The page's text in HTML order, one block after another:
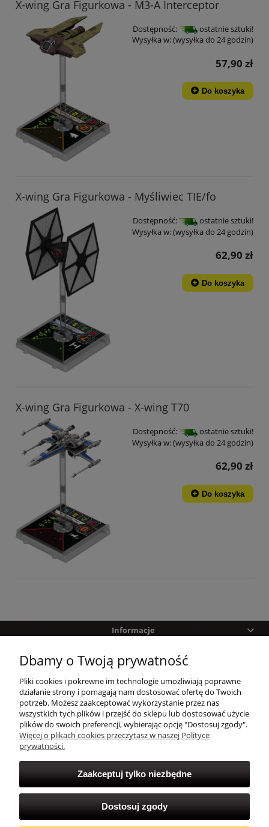
X-wing Gra Figurkowa - M3-A Interceptor
Dostępność:
ostatnie sztuki!
Wysyłka w:(wysyłka do 24 godzin)
57,90 zł
Do koszyka
X-wing Gra Figurkowa - Myśliwiec TIE/fo
Dostępność:
ostatnie sztuki!
Wysyłka w:(wysyłka do 24 godzin)
62,90 zł
Do koszyka
X-wing Gra Figurkowa - X-wing T70
Dostępność:
ostatnie sztuki!
Wysyłka w:(wysyłka do 24 godzin)
62,90 zł
Do koszyka
Informacje
Pomoc
Zakupy
Twoje konto
Dbamy o Twoją prywatność
Pliki cookies i pokrewne im technologie umożliwiają poprawne
działanie strony i pomagają nam dostosować ofertę do Twoich
potrzeb. Możesz zaakceptować wykorzystanie przez nas
wszystkich tych plików i przejść do sklepu lub dostosować użycie
plików do swoich preferencji, wybierając opcję "Dostosuj zgody".
Więcej o plikach cookies przeczytasz w naszej Polityce
prywatności.
Zaakceptuj tylko niezbędne
Dostosuj zgody